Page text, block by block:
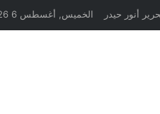
أنور حيدر الخميس, أغسطس 6 2026